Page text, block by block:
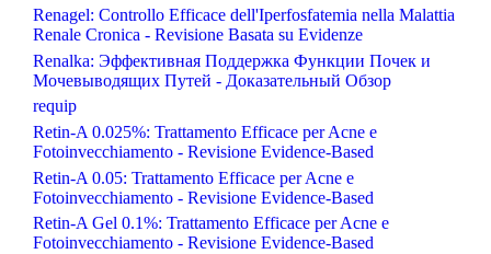
Renagel: Controllo Efficace dell'Iperfosfatemia nella Malattia
Renale Cronica - Revisione Basata su Evidenze
Renalka: Эффективная Поддержка Функции Почек и
Мочевыводящих Путей - Доказательный Обзор
requip
Retin-A 0.025%: Trattamento Efficace per Acne e
Fotoinvecchiamento - Revisione Evidence-Based
Retin-A 0.05: Trattamento Efficace per Acne e
Fotoinvecchiamento - Revisione Evidence-Based
Retin-A Gel 0.1%: Trattamento Efficace per Acne e
Fotoinvecchiamento - Revisione Evidence-Based